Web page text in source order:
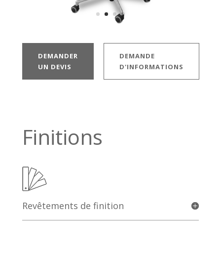
DEMANDER
UN DEVIS
DEMANDE
D'INFORMATIONS
Finitions
Revêtements de finition